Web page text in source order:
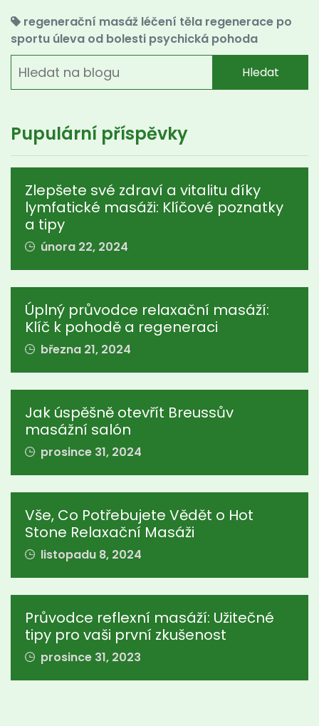
regenerační masáž léčení těla regenerace po
sportu úleva od bolesti psychická pohoda
Hledat
Pupulární příspěvky
Zlepšete své zdraví a vitalitu díky
lymfatické masáži: Klíčové poznatky
a tipy
února 22, 2024
Úplný průvodce relaxační masáží:
Klíč k pohodě a regeneraci
března 21, 2024
Jak úspěšně otevřít Breussův
masážní salón
prosince 31, 2024
Vše, Co Potřebujete Vědět o Hot
Stone Relaxační Masáži
listopadu 8, 2024
Průvodce reflexní masáží: Užitečné
tipy pro vaši první zkušenost
prosince 31, 2023